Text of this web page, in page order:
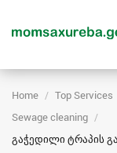
Home Top Services
Sewage cleaning
გაჭედილი ტრაპის